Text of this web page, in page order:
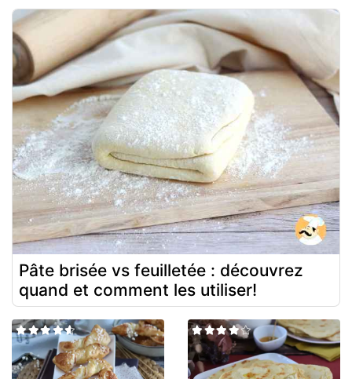
Pâte brisée vs feuilletée : découvrez
quand et comment les utiliser!